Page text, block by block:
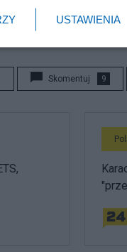
Skomentuj 9
USTAWIENIA